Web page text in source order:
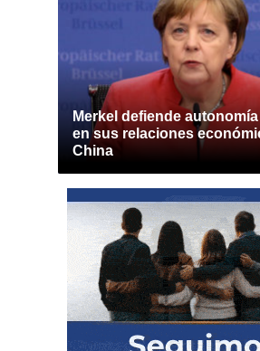
Merkel defiende autonomía
en sus relaciones
China